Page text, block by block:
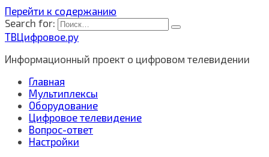
Перейти к содержанию
Search for:
ТВЦифровое.ру
Информационный проект о цифровом телевидении
Главная
Мультиплексы
Оборудование
Цифровое телевидение
Вопрос-ответ
Настройки